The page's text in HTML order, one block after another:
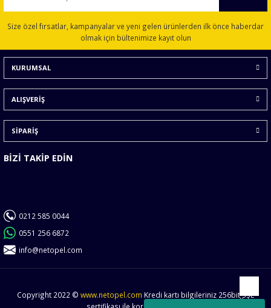
Ürün açıklamasında eksik bilgiler bulunuyor.
Ürün bilgilerinde hatalar bulunuyor.
Ürün fiyatı diğer sitelerden daha pahalı.
Bu ürüne benzer farklı alternatifler olmalı.
Size özel fırsatlar, kampanyalar ve yeni gelen ürünlerden ilk önce haberdar
olmak için bültenimize kayıt olun
KURUMSAL
ALIŞVERİŞ
SİPARİŞ
BİZİ TAKİP EDİN
0212 585 0044
0551 256 6872
info@netopel.com
Copyright 2022 © www.netopel.com Kredi kartı bilgileriniz 256bit SSL
Yukarı